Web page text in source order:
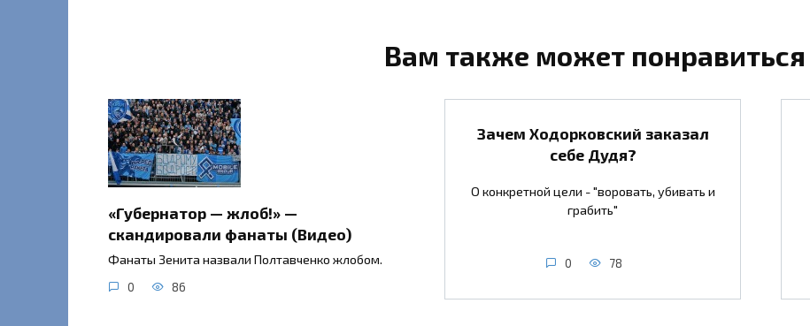
Вам также может понравиться
«Губернатор — жлоб!» —
скандировали фанаты (Видео)
Фанаты Зенита назвали Полтавченко жлобом.
0 86
Зачем Ходорковский заказал
себе Дудя?
О конкретной цели - "воровать, убивать и
грабить"
0 78